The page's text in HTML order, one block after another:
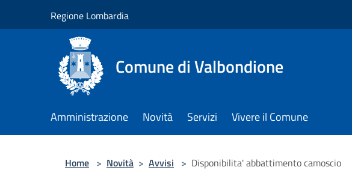
Regione Lombardia
Comune di Valbondione
Amministrazione Novità Servizi Vivere il Comune
Home > Novità > Avvisi > Disponibilita' abbattimento camoscio